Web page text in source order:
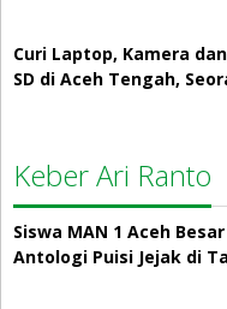
Curi Laptop, Kamera
SD di Aceh Tengah,
Keber Ari Ranto
Siswa MAN 1 Aceh
Antologi Puisi Jejak di